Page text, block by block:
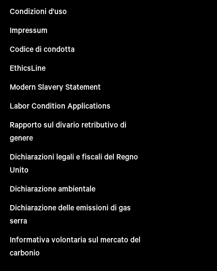
Condizioni d'uso
Impressum
Codice di condotta
EthicsLine
Modern Slavery Statement
Labor Condition Applications
Rapporto sul divario retributivo di
genere
Dichiarazioni legali e fiscali del Regno
Unito
Dichiarazione ambientale
Dichiarazione delle emissioni di gas
serra
Informativa volontaria sul mercato del
carbonio